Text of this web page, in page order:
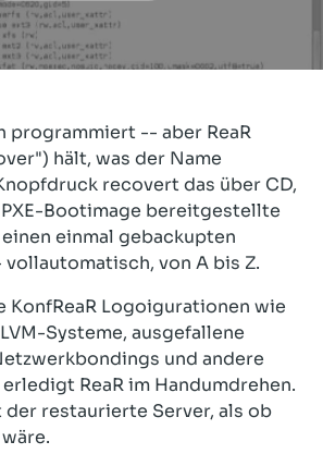
programmiert -- aber ReaR
hält, was der Name
recovert das über CD,
Bootimage bereitgestellte
einmal gebackupten
von A bis Z.
KonfReaR Logoigurationen wie
Systeme, ausgefallene
und andere
ReaR im Handumdrehen.
restaurierte Server, als ob